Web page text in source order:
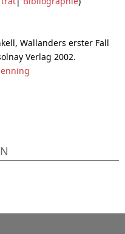
Wallanders erster Fall
Verlag 2002.